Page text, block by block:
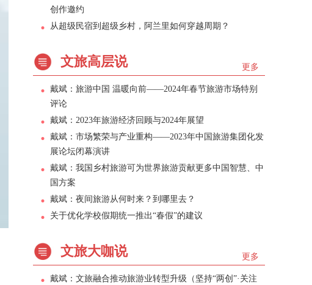
创作邀约
从超级民宿到超级乡村，阿兰里如何穿越周期？
更多
文旅高层说
戴斌：旅游中国 温暖向前——2024年春节旅游市场特别
评论
戴斌：2023年旅游经济回顾与2024年展望
戴斌：市场繁荣与产业重构——2023年中国旅游集团化发
展论坛闭幕演讲
戴斌：我国乡村旅游可为世界旅游贡献更多中国智慧、中
国方案
戴斌：夜间旅游从何时来？到哪里去？
关于优化学校假期统一推出“春假”的建议
更多
文旅大咖说
戴斌：文旅融合推动旅游业转型升级（坚持“两创”·关注